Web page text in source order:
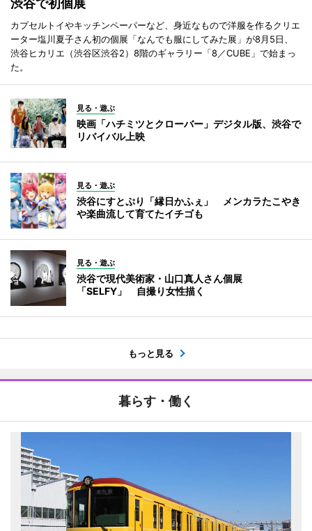
カプセルトイやキッチンペーパーなど、身近なもので洋服を作るクリエ
ーター塩川夏子さん初の個展「なんでも服にしてみた展」が8月5日、
渋谷ヒカリエ（渋谷区渋谷2）8階のギャラリー「8／CUBE」で始まっ
た。
見る・遊ぶ
映画「ハチミツとクローバー」デジタル版、渋谷で
リバイバル上映
見る・遊ぶ
渋谷にすとぷり「縁日かふぇ」 メンカラたこやき
や楽曲流して育てたイチゴも
見る・遊ぶ
渋谷で現代美術家・山口真人さん個展
「SELFY」 自撮り女性描く
もっと見る
暮らす・働く